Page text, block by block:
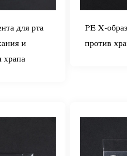
для рта
и
храпа
PE X-
против